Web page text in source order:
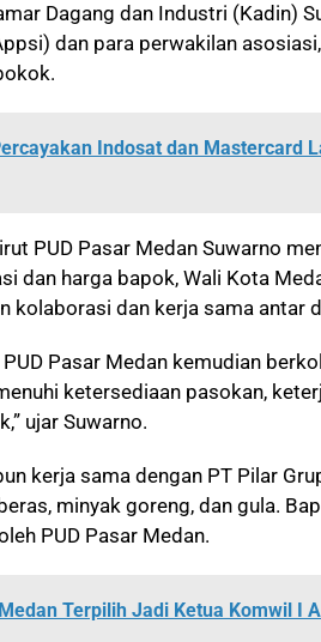
Dagang dan Industri (Kadin)
dan para perwakilan
Indosat dan Mastercard
PUD Pasar Medan Suwarno
dan harga bapok, Wali Kota
kolaborasi dan kerja sama antar
Pasar Medan kemudian
ketersediaan pasokan,
ujar Suwarno.
kerja sama dengan PT Pilar
minyak goreng, dan gula.
PUD Pasar Medan.
Terpilih Jadi Ketua Komwil I